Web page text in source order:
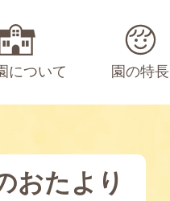
について 園の特長
おたより